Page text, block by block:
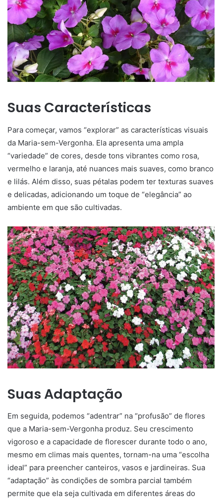
Suas Características
Para começar, vamos “explorar” as características visuais
da Maria-sem-Vergonha. Ela apresenta uma ampla
“variedade” de cores, desde tons vibrantes como rosa,
vermelho e laranja, até nuances mais suaves, como branco
e lilás. Além disso, suas pétalas podem ter texturas suaves
e delicadas, adicionando um toque de “elegância” ao
ambiente em que são cultivadas.
Suas Adaptação
Em seguida, podemos “adentrar” na “profusão” de flores
que a Maria-sem-Vergonha produz. Seu crescimento
vigoroso e a capacidade de florescer durante todo o ano,
mesmo em climas mais quentes, tornam-na uma “escolha
ideal” para preencher canteiros, vasos e jardineiras. Sua
“adaptação” às condições de sombra parcial também
permite que ela seja cultivada em diferentes áreas do